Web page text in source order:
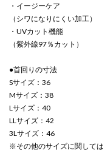
・イージーケア
（シワになりにくい加工）
・UVカット機能
（紫外線97％カット）
●首回りの寸法
Sサイズ：36
Mサイズ：38
Lサイズ：40
LLサイズ：42
3Lサイズ：46
※その他のサイズに関しては